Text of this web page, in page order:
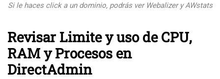
Si le haces click a un dominio, podrás ver Webalizer y AWstats
Revisar Limite y uso de CPU,
RAM y Procesos en
DirectAdmin